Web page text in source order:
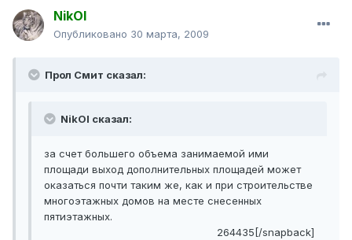
NikOl
Опубликовано 30 марта, 2009
Прол Смит сказал:
NikOl сказал:
за счет большего объема занимаемой ими
площади выход дополнительных площадей может
оказаться почти таким же, как и при строительстве
многоэтажных домов на месте снесенных
пятиэтажных.
264435[/snapback]